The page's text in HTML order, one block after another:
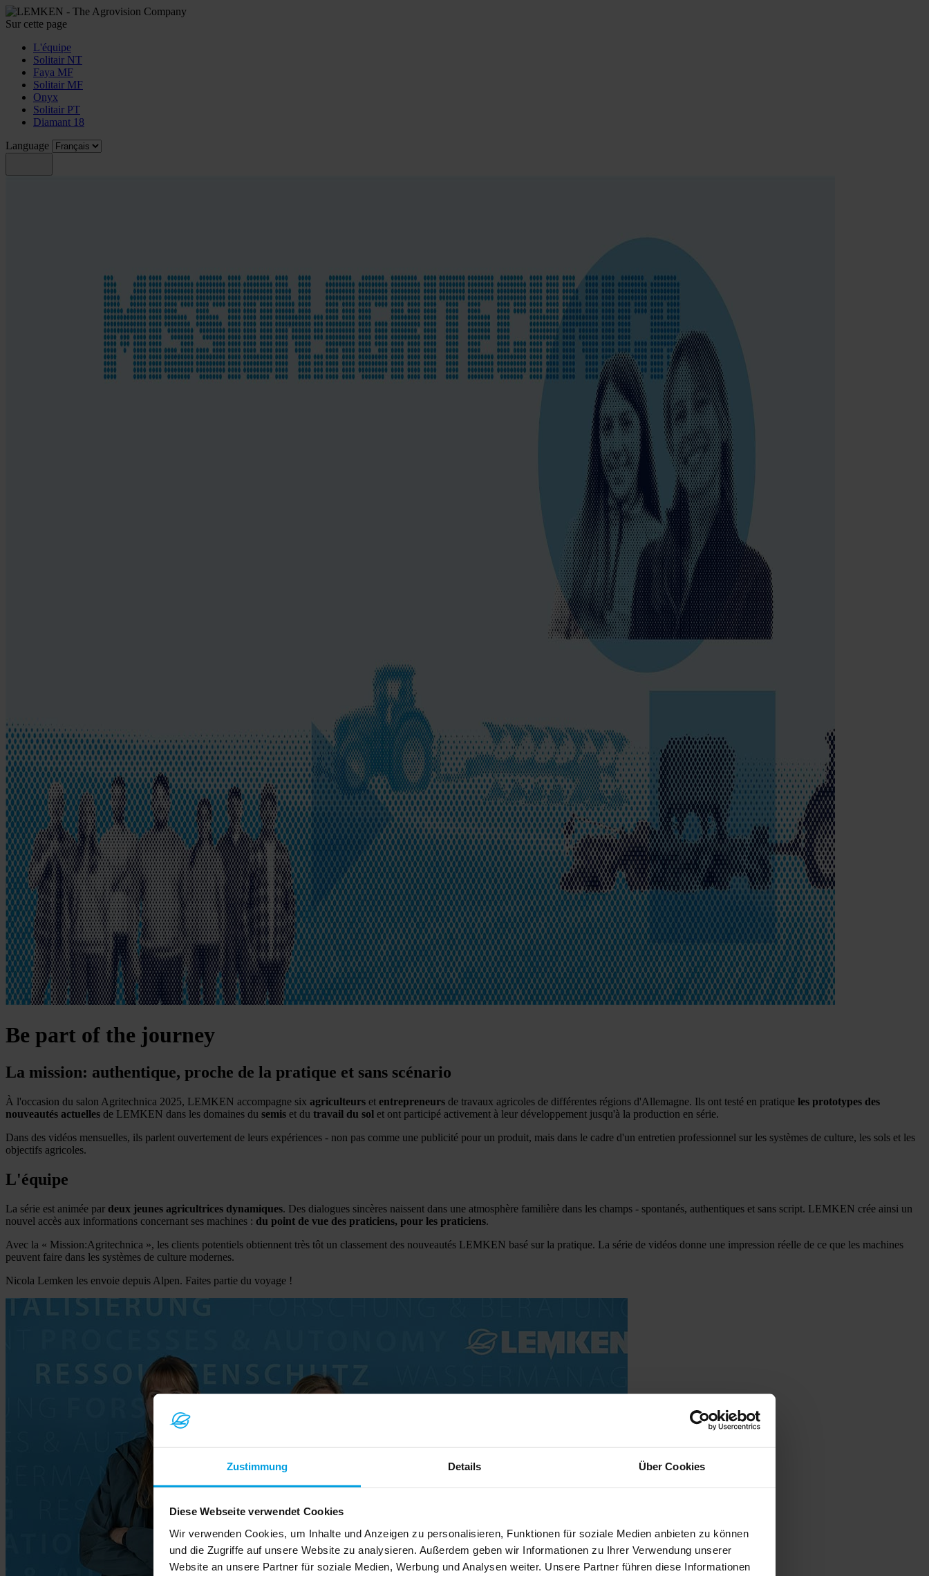
Zustimmung Details Über Cookies
Diese Webseite verwendet Cookies
Wir verwenden Cookies, um Inhalte und Anzeigen zu personalisieren, Funktionen für soziale Medien anbieten zu können
und die Zugriffe auf unsere Website zu analysieren. Außerdem geben wir Informationen zu Ihrer Verwendung unserer
Website an unsere Partner für soziale Medien, Werbung und Analysen weiter. Unsere Partner führen diese Informationen
Sur cette page
L'équipe
Solitair NT
Faya MF
Solitair MF
Onyx
Solitair PT
Diamant 18
Language
Be part of the journey
La mission: authentique, proche de la pratique et sans scénario
À l'occasion du salon Agritechnica 2025, LEMKEN accompagne six agriculteurs et entrepreneurs de travaux agricoles de différentes régions d'Allemagne. Ils ont testé en pratique les prototypes des
nouveautés actuelles de LEMKEN dans les domaines du semis et du travail du sol et ont participé activement à leur développement jusqu'à la production en série.
Dans des vidéos mensuelles, ils parlent ouvertement de leurs expériences - non pas comme une publicité pour un produit, mais dans le cadre d'un entretien professionnel sur les systèmes de culture, les sols et les
objectifs agricoles.
L'équipe
La série est animée par deux jeunes agricultrices dynamiques. Des dialogues sincères naissent dans une atmosphère familière dans les champs - spontanés, authentiques et sans script. LEMKEN crée ainsi un
nouvel accès aux informations concernant ses machines : du point de vue des praticiens, pour les praticiens.
Avec la « Mission:Agritechnica », les clients potentiels obtiennent très tôt un classement des nouveautés LEMKEN basé sur la pratique. La série de vidéos donne une impression réelle de ce que les machines
peuvent faire dans les systèmes de culture modernes.
Nicola Lemken les envoie depuis Alpen. Faites partie du voyage !